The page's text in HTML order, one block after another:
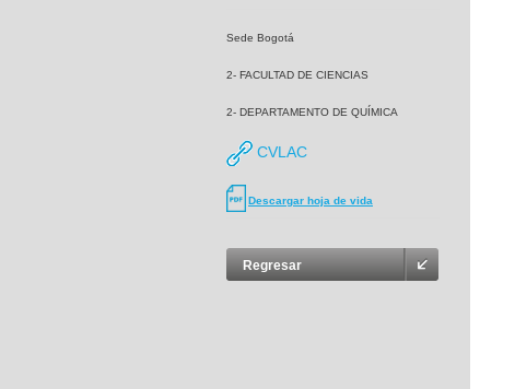
Sede Bogotá
2- FACULTAD DE CIENCIAS
2- DEPARTAMENTO DE QUÍMICA
CVLAC
Descargar hoja de vida
Regresar